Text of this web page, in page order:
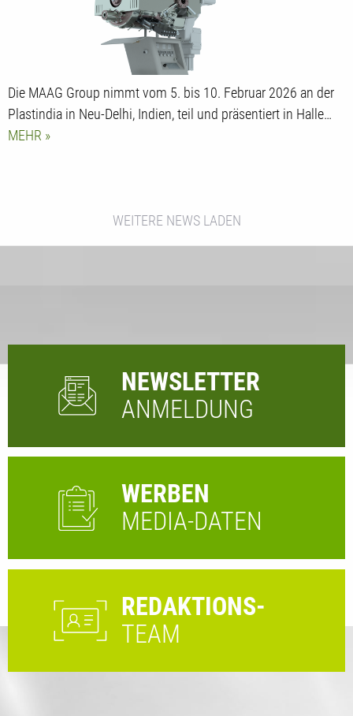
Die MAAG Group nimmt vom 5. bis 10. Februar 2026 an der
Plastindia in Neu-Delhi, Indien, teil und präsentiert in Halle…
MEHR
WEITERE NEWS LADEN
NEWSLETTER
ANMELDUNG
WERBEN
MEDIA-DATEN
REDAKTIONS-
TEAM